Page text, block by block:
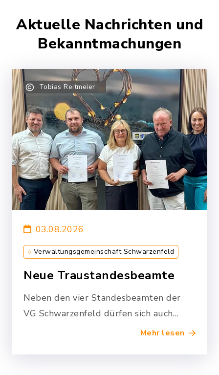
Aktuelle Nachrichten und
Bekanntmachungen
Neue Traustandesbeamte
Neben den vier Standesbeamten der
VG Schwarzenfeld dürfen sich auch
03.08.2026
Verwaltungsgemeinschaft Schwarzenfeld
Mehr lesen
Tobias Reitmeier